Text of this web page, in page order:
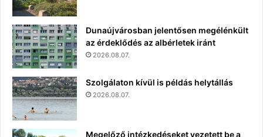
Dunaújvárosban jelentősen megélénkült
az érdeklődés az albérletek iránt
2026.08.07.
Szolgálaton kívül is példás helytállás
2026.08.07.
Megelőző intézkedéseket vezetett be a